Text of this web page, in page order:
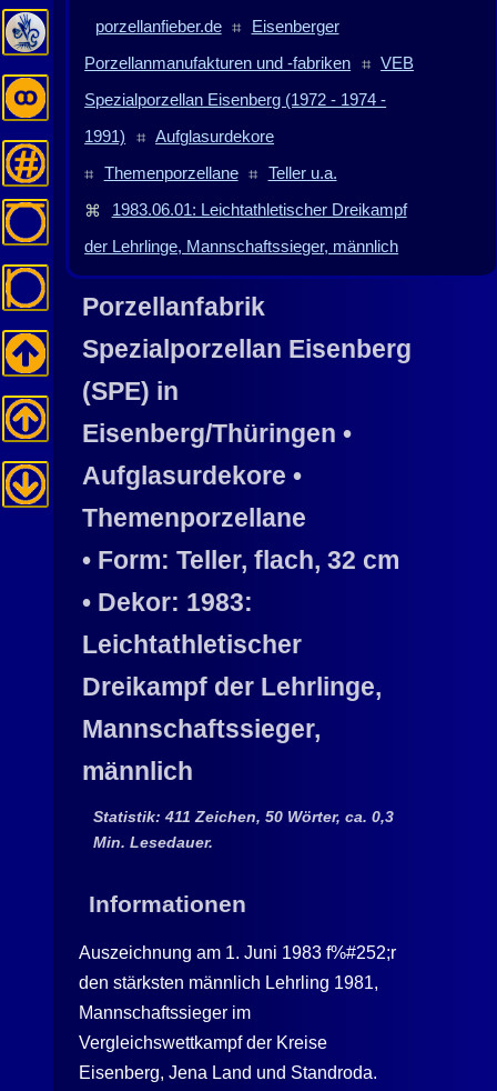
porzellanfieber.de ⌗ Eisenberger
Porzellanmanufakturen und -fabriken ⌗ VEB
Spezialporzellan Eisenberg (1972 - 1974 -
1991) ⌗ Aufglasurdekore
⌗ Themenporzellane ⌗ Teller u.a.
⌘ 1983.06.01: Leichtathletischer Dreikampf
der Lehrlinge, Mannschaftssieger, männlich
Porzellanfabrik
Spezialporzellan Eisenberg
(SPE) in
Eisenberg/Thüringen •
Aufglasurdekore •
Themenporzellane
• Form: Teller, flach, 32 cm
• Dekor: 1983:
Leichtathletischer
Dreikampf der Lehrlinge,
Mannschaftssieger,
männlich
Statistik: 411 Zeichen, 50 Wörter, ca. 0,3
Min. Lesedauer.
Informationen
Auszeichnung am 1. Juni 1983 f%#252;r
den stärksten männlich Lehrling 1981,
Mannschaftssieger im
Vergleichswettkampf der Kreise
Eisenberg, Jena Land und Standroda.